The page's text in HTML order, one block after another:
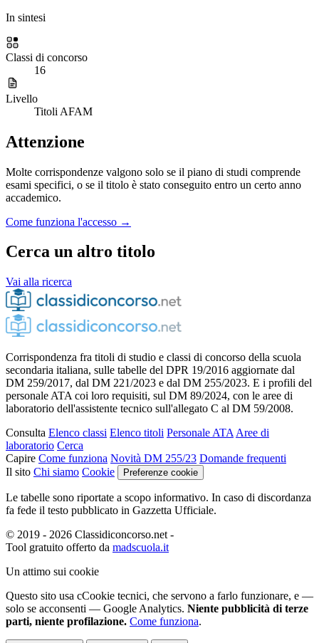
In sintesi
Classi di concorso
16
Livello
Titoli AFAM
Attenzione
Molte corrispondenze valgono solo se il piano di studi comprende
esami specifici, o se il titolo è stato conseguito entro un certo anno
accademico.
Come funziona l'accesso →
Cerca un altro titolo
Vai alla ricerca
Corrispondenza fra titoli di studio e classi di concorso della scuola
secondaria italiana, sulle tabelle del DPR 19/2016 aggiornate dal
DM 259/2017, dal DM 221/2023 e dal DM 255/2023. E i profili del
personale ATA coi loro requisiti, sul DM 89/2024, con le aree di
laboratorio dell'assistente tecnico sull'allegato C al DM 59/2008.
Consulta Elenco classi Elenco titoli Personale ATA Aree di
laboratorio Cerca
Capire Come funziona Novità DM 255/23 Domande frequenti
Il sito Chi siamo Cookie Preferenze cookie
Le tabelle sono riportate a scopo informativo. In caso di discordanza
fa fede il testo pubblicato in Gazzetta Ufficiale.
© 2019 - 2026 Classidiconcorso.net -
Tool gratuito offerto da madscuola.it
Un attimo sui cookie
Questo sito usa cCookie tecnici, che servono a farlo funzionare, e —
solo se acconsenti — Google Analytics. Niente pubblicità di terze
parti, niente profilazione. Come funziona.